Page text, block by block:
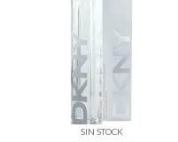
SIN STOCK